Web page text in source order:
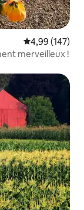
Évaluation
4,99 (147)
merveilleux !